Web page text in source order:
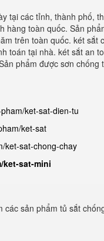
tại các tỉnh, thành phố,
hàng toàn quốc. Sản
trên toàn quốc. két sắt
toán tại nhà. két sắt an
phẩm được sơn chống
ket-sat-dien-tu
ket-sat
ket-sat-chong-chay
ket-sat-mini
sản phẩm tủ sắt